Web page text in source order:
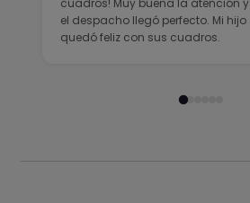
cuadros! Muy buena la atención y
el despacho llegó perfecto. Mi hijo
quedó feliz con sus cuadros.